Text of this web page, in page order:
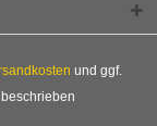
und ggf.